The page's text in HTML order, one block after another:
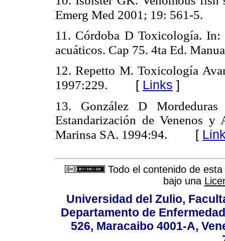
Emerg Med 2001; 19: 561-5.
11. Córdoba D Toxicología. In:
acuáticos. Cap 75. 4ta Ed.
12. Repetto M. Toxicología
1997:229. [ Links ]
13.
González D
Estandarización de Venenos
Marinsa SA. 1994:94. [
Todo el contenido de
bajo una
Universidad del Zulio,
Departamento de
526, Maracaibo 4001-A,